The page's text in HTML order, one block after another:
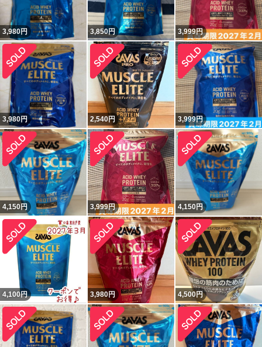
3,980円 3,850円 3,999円
3,980円 2,540円 3,999円
4,150円 3,999円 4,150円
4,100円 3,980円 4,500円